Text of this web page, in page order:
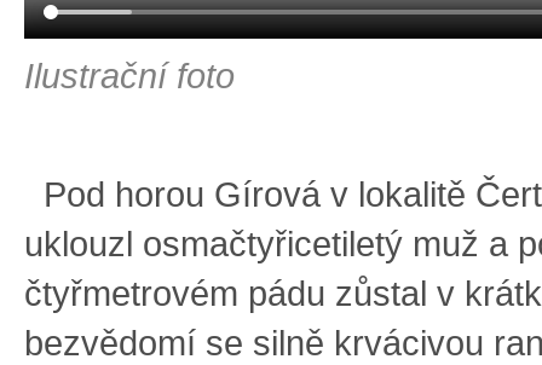
Ilustrační foto
Pod horou Gírová v lokalitě
uklouzl osmačtyřicetiletý muž a
čtyřmetrovém pádu zůstal v
bezvědomí se silně krvácivou